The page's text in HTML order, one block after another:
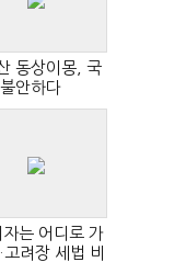
동상이몽, 국
안하다
는 어디로 가
려장 세법 비